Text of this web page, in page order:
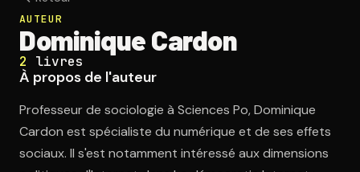
AUTEUR
Dominique Cardon
2 livres
À propos de l'auteur
Professeur de sociologie à Sciences Po, Dominique
Cardon est spécialiste du numérique et de ses effets
sociaux. Il s'est notamment intéressé aux dimensions